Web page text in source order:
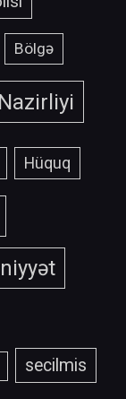
Bölgə
Hüquq
secilmis